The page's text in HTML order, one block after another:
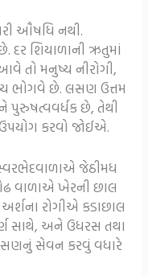
ઔષધિ નથી.
દર શિયાળાની ઋતુમાં
તો મનુષ્ય નીરોગી,
ભોગવે છે. લસણ ઉત્તમ
છે, તેથી
કરવો જોઈએ.
જેઠીમધ
વાળાએ ખેરની છાલ
રોગીએ કડાછાલ
સાથે, અને ઉધરસ તથા
લસણનું સેવન કરવું વધારે